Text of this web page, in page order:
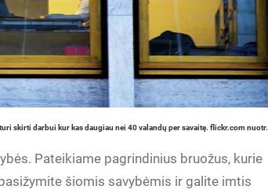
skirti darbui kur kas daugiau nei 40 valandų per savaitę. flickr.com nuotr.
Pateikiame pagrindinius bruožus, kurie
šiomis savybėmis ir galite imtis